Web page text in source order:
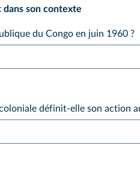
dans son contexte
du Congo en juin 1960 ?
définit‑elle son action